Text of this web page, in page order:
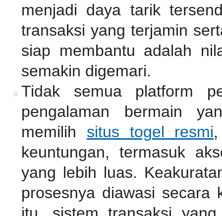
menjadi daya tarik
transaksi yang terjamin
siap membantu adalah
semakin digemari.
Tidak semua platform
pengalaman bermain
memilih situs togel resmi
keuntungan, termasuk
yang lebih luas.
prosesnya diawasi secara